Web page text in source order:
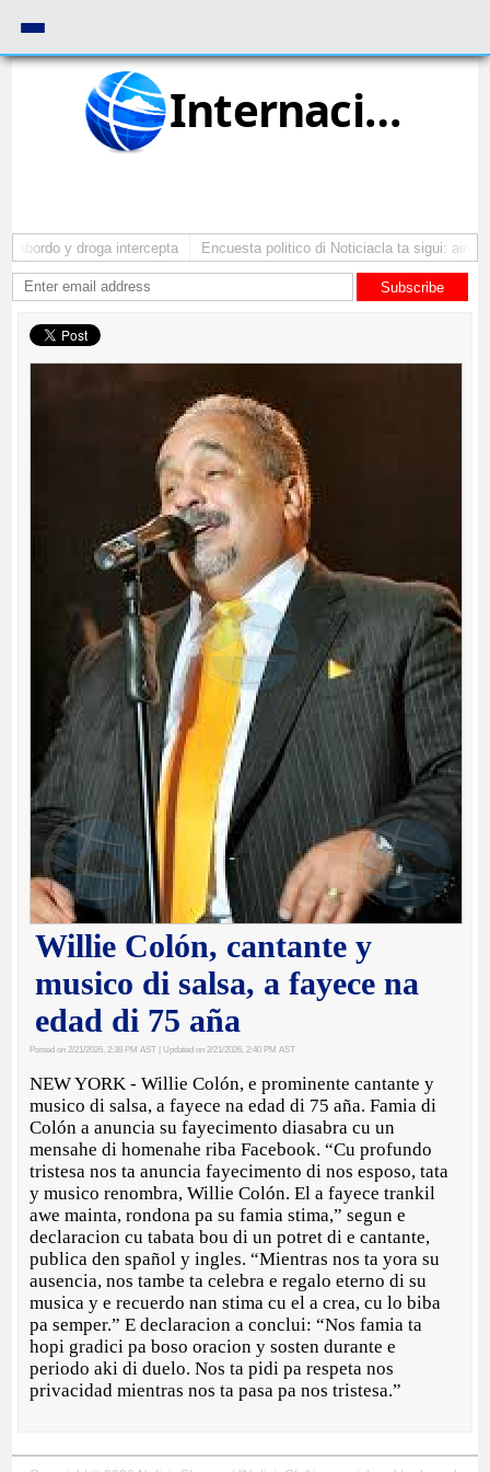
Internacional
y droga intercepta Encuesta politico di Noticiacla ta sigui: ainda
Subscribe
Willie Colón, cantante y
musico di salsa, a fayece na
edad di 75 aña
Posted on 2/21/2026, 2:38 PM AST | Updated on 2/21/2026, 2:40 PM AST
NEW YORK - Willie Colón, e prominente cantante y
musico di salsa, a fayece na edad di 75 aña. Famia di
Colón a anuncia su fayecimento diasabra cu un
mensahe di homenahe riba Facebook. “Cu profundo
tristesa nos ta anuncia fayecimento di nos esposo, tata
y musico renombra, Willie Colón. El a fayece trankil
awe mainta, rondona pa su famia stima,” segun e
declaracion cu tabata bou di un potret di e cantante,
publica den spañol y ingles. “Mientras nos ta yora su
ausencia, nos tambe ta celebra e regalo eterno di su
musica y e recuerdo nan stima cu el a crea, cu lo biba
pa semper.” E declaracion a conclui: “Nos famia ta
hopi gradici pa boso oracion y sosten durante e
periodo aki di duelo. Nos ta pidi pa respeta nos
privacidad mientras nos ta pasa pa nos tristesa.”